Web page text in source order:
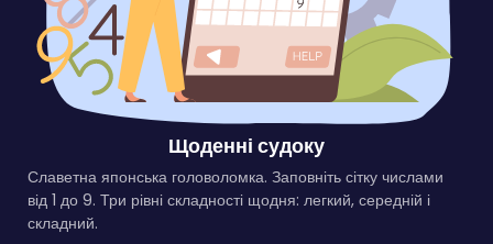
Щоденні судоку
Славетна японська головоломка. Заповніть сітку числами
від 1 до 9. Три рівні складності щодня: легкий, середній і
складний.